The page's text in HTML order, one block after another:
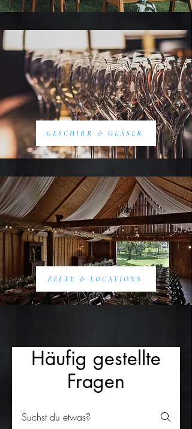
GESCHIRR & GLÄSER
ZELTE & LOCATIONS
Häufig gestellte
Fragen